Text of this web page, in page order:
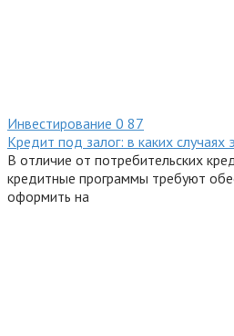
Инвестирование 0 87
Кредит под залог: в каких
В отличие от потребительских
кредитные программы требуют
оформить на